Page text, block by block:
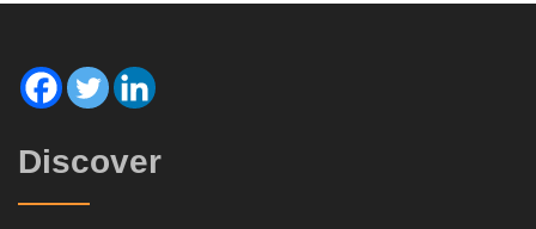
Discover